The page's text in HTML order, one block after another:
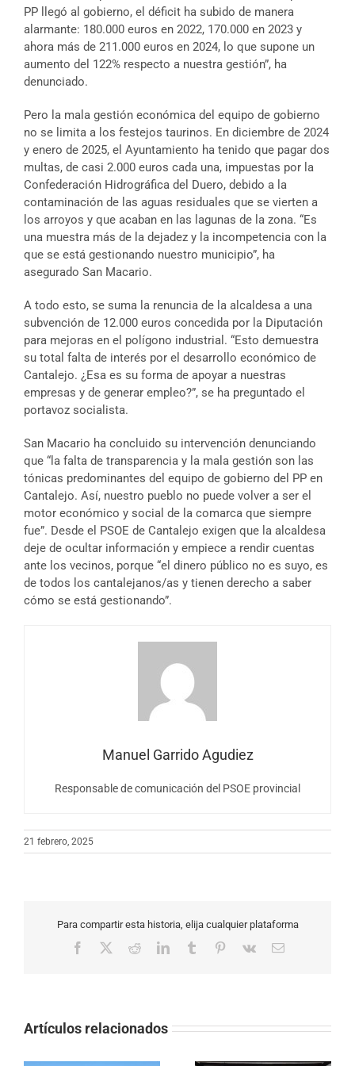
PP llegó al gobierno, el déficit ha subido de manera
alarmante: 180.000 euros en 2022, 170.000 en 2023 y
ahora más de 211.000 euros en 2024, lo que supone un
aumento del 122% respecto a nuestra gestión”, ha
denunciado.
Pero la mala gestión económica del equipo de gobierno
no se limita a los festejos taurinos. En diciembre de 2024
y enero de 2025, el Ayuntamiento ha tenido que pagar dos
multas, de casi 2.000 euros cada una, impuestas por la
Confederación Hidrográfica del Duero, debido a la
contaminación de las aguas residuales que se vierten a
los arroyos y que acaban en las lagunas de la zona. “Es
una muestra más de la dejadez y la incompetencia con la
que se está gestionando nuestro municipio”, ha
asegurado San Macario.
A todo esto, se suma la renuncia de la alcaldesa a una
subvención de 12.000 euros concedida por la Diputación
para mejoras en el polígono industrial. “Esto demuestra
su total falta de interés por el desarrollo económico de
Cantalejo. ¿Esa es su forma de apoyar a nuestras
empresas y de generar empleo?”, se ha preguntado el
portavoz socialista.
San Macario ha concluido su intervención denunciando
que “la falta de transparencia y la mala gestión son las
tónicas predominantes del equipo de gobierno del PP en
Cantalejo. Así, nuestro pueblo no puede volver a ser el
motor económico y social de la comarca que siempre
fue”. Desde el PSOE de Cantalejo exigen que la alcaldesa
deje de ocultar información y empiece a rendir cuentas
ante los vecinos, porque “el dinero público no es suyo, es
de todos los cantalejanos/as y tienen derecho a saber
cómo se está gestionando”.
Manuel Garrido Agudiez
Responsable de comunicación del PSOE provincial
21 febrero, 2025
Para compartir esta historia, elija cualquier plataforma
Facebook RedditLinkedInTumblr Pinterest
Vk
Correo
Artículos relacionados